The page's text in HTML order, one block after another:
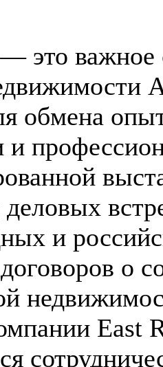
это важное
обмена
и
о
East